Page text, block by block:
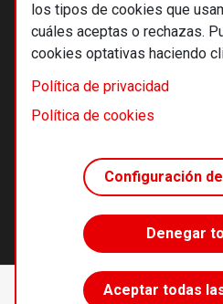
los tipos de cookies que
cuáles aceptas o rechazas.
cookies optativas haciendo
Política de privacidad
Política de cookies
Configuración
Denegar
Aceptar todas
Accede sin límites
© 2026 Alternativas
Footer
Términos y
Política de
Principios